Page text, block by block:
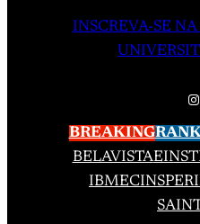
INSCREVA-SE
BREAKING
BELAVISTA
IBMECINSPER